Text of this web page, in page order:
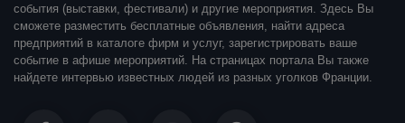
события (выставки, фестивали) и другие мероприятия. Здесь Вы
сможете разместить бесплатные объявления, найти адреса
предприятий в каталоге фирм и услуг, зарегистрировать ваше
событие в афише мероприятий. На страницах портала Вы также
найдете интервью известных людей из разных уголков Франции.